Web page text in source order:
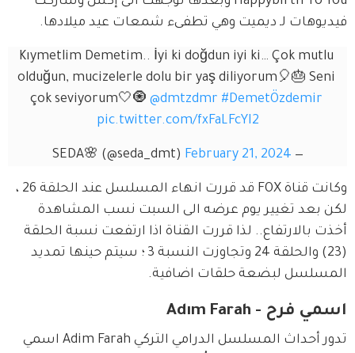
فيديوهات لـ ديميت وهي تطفىء شمعات عيد ميلادها.
Kıymetlim Demetim.. İyi ki doğdun iyi ki… Çok mutlu
olduğun, mucizelerle dolu bir yaş diliyorum🎈🎂 Seni
çok seviyorum🤍🧿 @dmtzdmr #DemetÖzdemir
pic.twitter.com/fxFaLFcYI2
— SEDA🌸 (@seda_dmt)
February 21, 2024
وكانت قناة FOX قد قررت انهاء المسلسل عند الحلقة 26 ،
لكن بعد تغيير يوم عرضه الى السبت نسب المشاهدة
أخذت بالارتفاع.. لذا قررت القناة اذا ارتفعت نسبة الحلقة
(23) والحلقة 24 وتجاوزت النسبة 3 ؛ سيتم حينها تمديد
المسلسل لبضعة حلقات اضافية.
اسمي فرح - Adım Farah
تدور أحداث المسلسل الدرامي التركي Adim Farah اسمي